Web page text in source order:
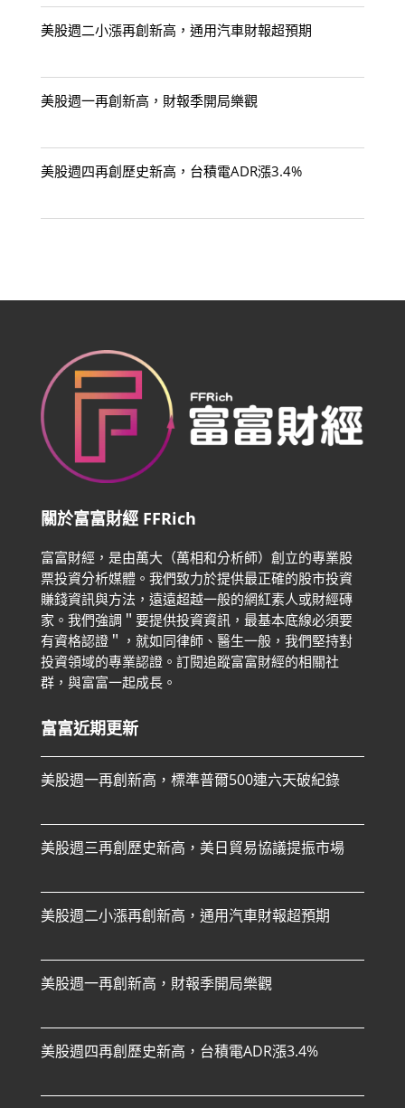
美股週二小漲再創新高，通用汽車財報超預期
美股週一再創新高，財報季開局樂觀
美股週四再創歷史新高，台積電ADR漲3.4%
關於富富財經 FFRich
富富財經，是由萬大（萬相和分析師）創立的專業股
票投資分析媒體。我們致力於提供最正確的股市投資
賺錢資訊與方法，遠遠超越一般的網紅素人或財經磚
家。 我們強調＂要提供投資資訊，最基本底線必須要
有資格認證＂，就如同律師、醫生一般，我們堅持對
投資領域的專業認證。 訂閱追蹤富富財經的相關社
群，與富富一起成長。
富富近期更新
美股週一再創新高，標準普爾500連六天破紀錄
美股週三再創歷史新高，美日貿易協議提振市場
美股週二小漲再創新高，通用汽車財報超預期
美股週一再創新高，財報季開局樂觀
美股週四再創歷史新高，台積電ADR漲3.4%